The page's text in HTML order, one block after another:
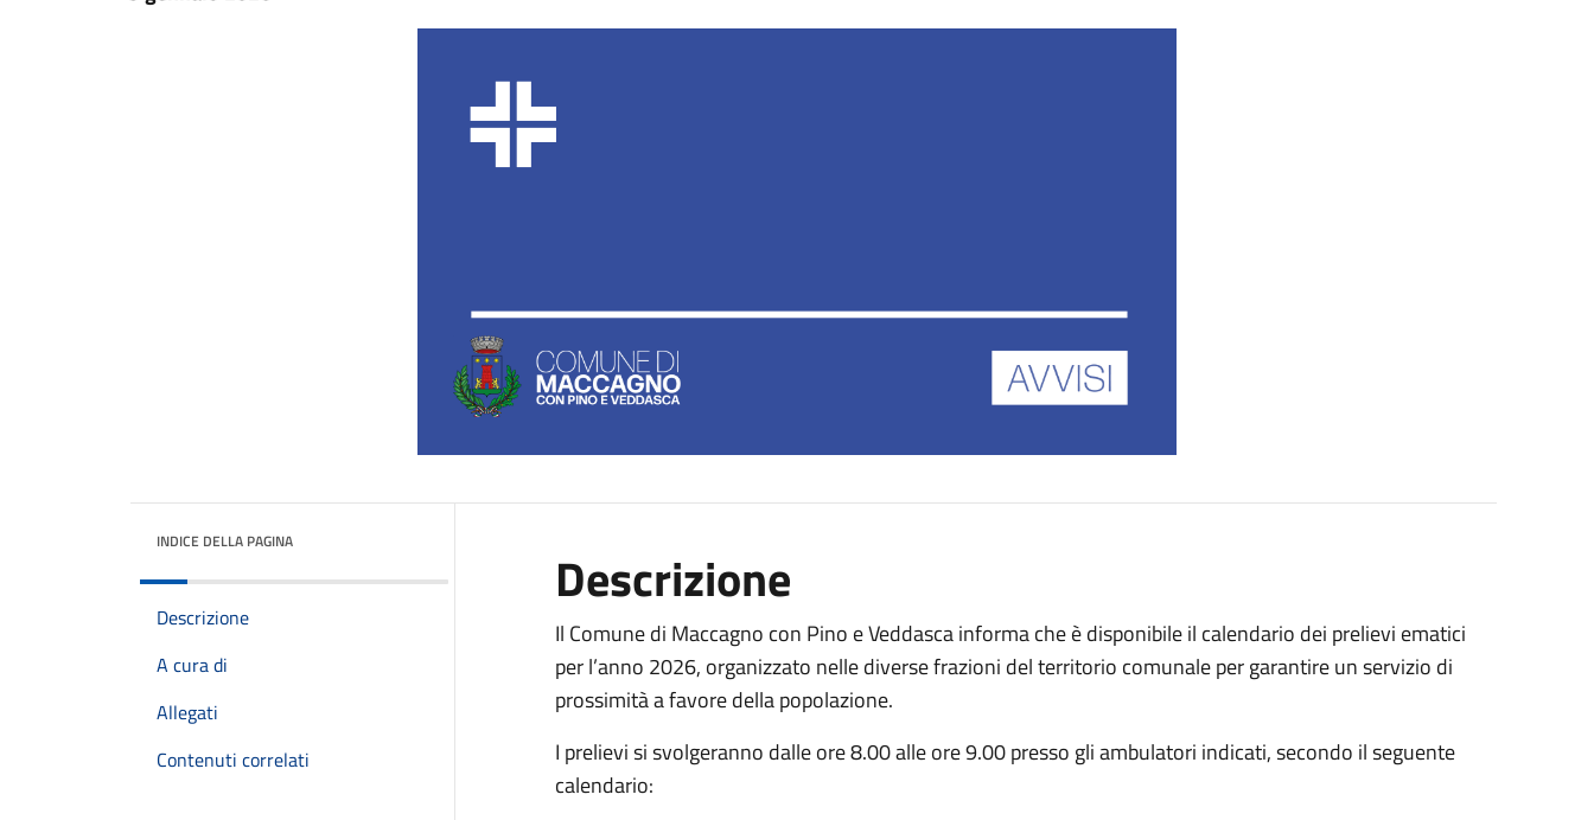
INDICE DELLA PAGINA
Descrizione
A cura di
Allegati
Contenuti correlati
Descrizione
Il Comune di Maccagno con Pino e Veddasca informa che è disponibile il calendario dei prelievi ematici
per l’anno 2026, organizzato nelle diverse frazioni del territorio comunale per garantire un servizio di
prossimità a favore della popolazione.
I prelievi si svolgeranno dalle ore 8.00 alle ore 9.00 presso gli ambulatori indicati, secondo il seguente
calendario: